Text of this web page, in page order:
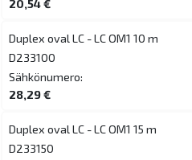
20,54 €
Duplex oval LC - LC OM1 10 m
D233100
Sähkönumero:
28,29 €
Duplex oval LC - LC OM1 15 m
D233150